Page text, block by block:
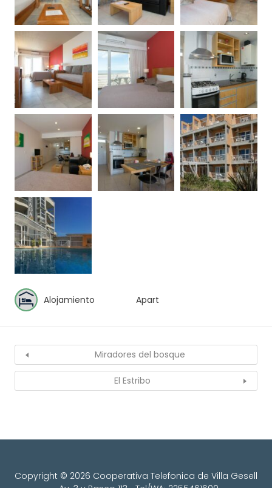
Alojamiento Apart
Miradores del bosque
El Estribo
Copyright © 2026 Cooperativa Telefonica de Villa Gesell